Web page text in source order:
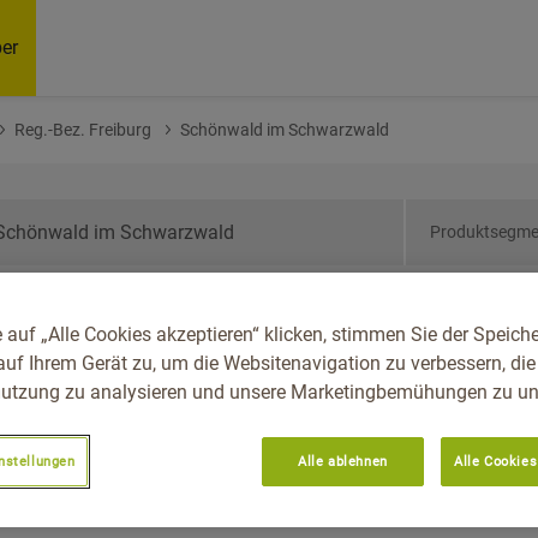
Reg.-Bez. Freiburg Schönwald im Schwarzwald
Württemberg, Reg.-
Im Schwarzwald
auf „Alle Cookies akzeptieren“ klicken, stimmen Sie der
Ihrem Gerät zu, um die Websitenavigation zu verbessern, die
zu analysieren und unsere Marketingbemühungen zu
Alle ablehnen Alle